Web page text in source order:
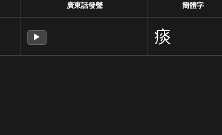
廣東話發聲 簡體字
▶ 痰